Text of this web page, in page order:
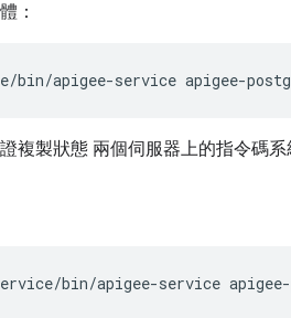
：
bin/apigee-service apigee-
複製狀態 兩個伺服器上的指令碼
bin/apigee-service